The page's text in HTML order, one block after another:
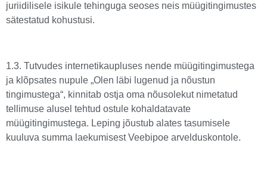
juriidilisele isikule tehinguga seoses neis müügitingimustes
sätestatud kohustusi.
1.3. Tutvudes internetikaupluses nende müügitingimustega
ja klõpsates nupule „Olen läbi lugenud ja nõustun
tingimustega“, kinnitab ostja oma nõusolekut nimetatud
tellimuse alusel tehtud ostule kohaldatavate
müügitingimustega. Leping jõustub alates tasumisele
kuuluva summa laekumisest Veebipoe arvelduskontole.